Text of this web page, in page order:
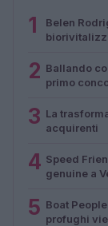
1
Belen
2 Ballando
primo
3 La
acquirenti
4 Speed
genuine a
5 Boat
profughi